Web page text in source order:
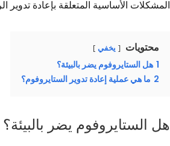
المشكلات الأساسية المتعلقة بإعادة تدوير
محتويات يخفي
1 هل الستايروفوم يضر بالبيئة؟
2 ما هي عملية إعادة تدوير الستايروفوم؟
هل الستايروفوم يضر بالبيئة؟